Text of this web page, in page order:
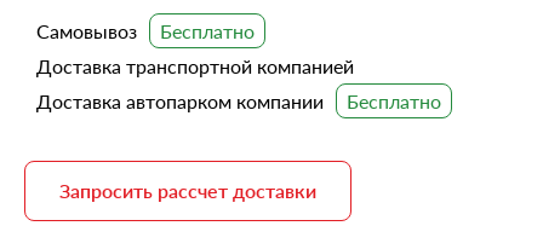
Самовывоз
Доставка транспортной компанией
Доставка автопарком компании
Запросить рассчет доставки